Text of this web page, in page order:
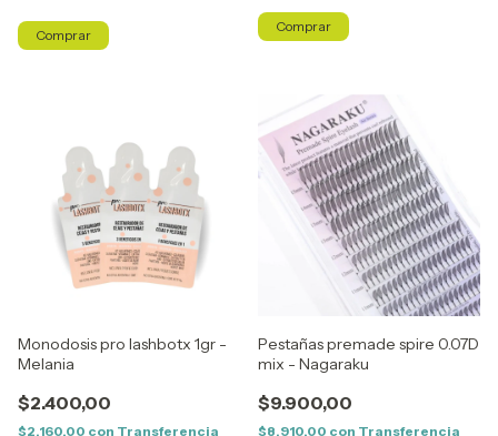
Monodosis pro lashbotx 1gr -
Melania
$2.400,00
$2.160,00 con Transferencia
Pestañas premade spire 0.07D
mix - Nagaraku
$9.900,00
$8.910,00 con Transferencia